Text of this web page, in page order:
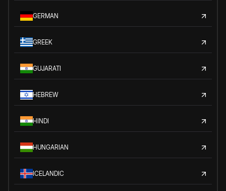
GERMAN
GREEK
GUJARATI
HEBREW
HINDI
HUNGARIAN
ICELANDIC